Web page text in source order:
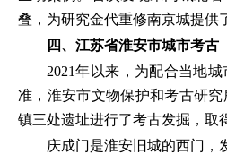
叠，为研究金代重修南京城提供
四、江苏省淮安市城市考古
2021年以来，为配合当地
准，淮安市文物保护和考古研
镇三处遗址进行了考古发掘，取
庆成门是淮安旧城的西门，